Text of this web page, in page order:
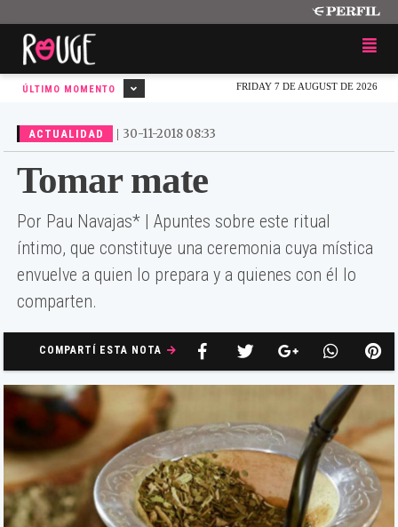
FRIDAY 7 DE AUGUST DE 2026
ÚLTIMO MOMENTO
ACTUALIDAD | 30-11-2018 08:33
Tomar mate
Por Pau Navajas* | Apuntes sobre este ritual
íntimo, que constituye una ceremonia cuya mística
envuelve a quien lo prepara y a quienes con él lo
comparten.
COMPARTÍ ESTA NOTA